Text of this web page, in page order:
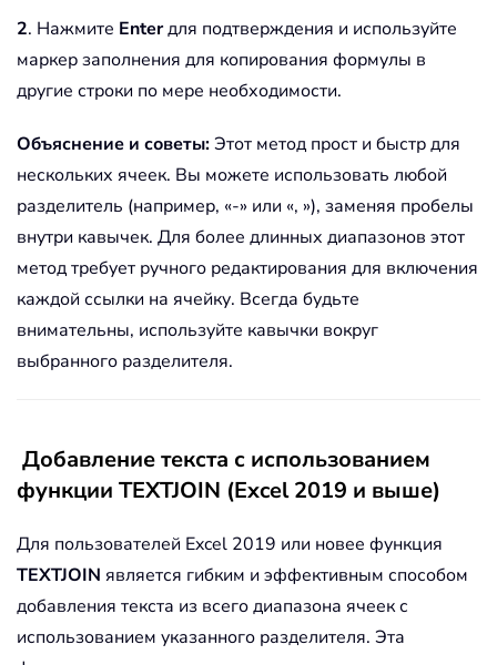
2. Нажмите Enterдля подтверждения и используйте
маркер заполнения для копирования формулы в
другие строки по мере необходимости.
Объяснение и советы:Этот метод прост и быстр для
нескольких ячеек. Вы можете использовать любой
разделитель (например, «-» или «, »), заменяя пробелы
внутри кавычек. Для более длинных диапазонов этот
метод требует ручного редактирования для включения
каждой ссылки на ячейку. Всегда будьте
внимательны, используйте кавычки вокруг
выбранного разделителя.
Добавление текста с использованием
функции TEXTJOIN (Excel 2019 и выше)
Для пользователей Excel 2019 или новее функция
TEXTJOIN является гибким и эффективным способом
добавления текста из всего диапазона ячеек с
использованием указанного разделителя. Эта